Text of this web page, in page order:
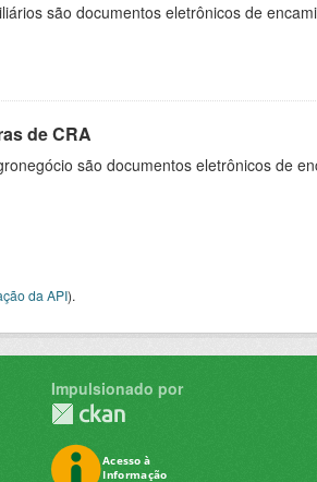
são documentos eletrônicos de
de CRA
são documentos eletrônicos de
da API).
Impulsionado por